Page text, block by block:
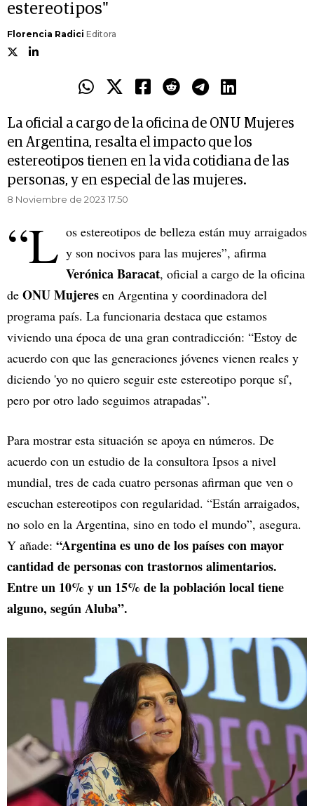
estereotipos"
Florencia Radici Editora
La oficial a cargo de la oficina de ONU Mujeres
en Argentina, resalta el impacto que los
estereotipos tienen en la vida cotidiana de las
personas, y en especial de las mujeres.
8 Noviembre de 2023 17.50
“L os estereotipos de belleza están muy arraigados
y son nocivos para las mujeres”, afirma
Verónica Baracat, oficial a cargo de la oficina
de ONU Mujeres en Argentina y coordinadora del
programa país. La funcionaria destaca que estamos
viviendo una época de una gran contradicción: “Estoy de
acuerdo con que las generaciones jóvenes vienen reales y
diciendo 'yo no quiero seguir este estereotipo porque sí',
pero por otro lado seguimos atrapadas”.
Para mostrar esta situación se apoya en números. De
acuerdo con un estudio de la consultora Ipsos a nivel
mundial, tres de cada cuatro personas afirman que ven o
escuchan estereotipos con regularidad. “Están arraigados,
no solo en la Argentina, sino en todo el mundo”, asegura.
Y añade: “Argentina es uno de los países con mayor
cantidad de personas con trastornos alimentarios.
Entre un 10% y un 15% de la población local tiene
alguno, según Aluba”.